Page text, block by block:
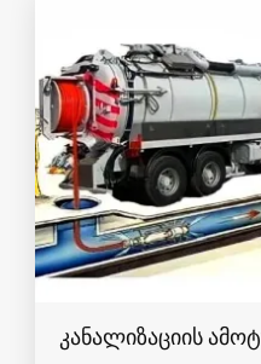
კანალიზაციის